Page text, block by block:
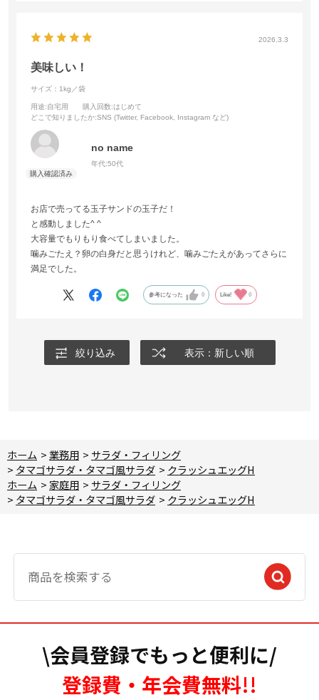
2026.3.3
美味しい！
サイズ：1kg／袋
用途:自宅用 購入回数:はじめて
どこで知りましたか:SNS (Twitter, Facebook, Instagram など)
no name
年代:50代
お店で売ってる玉子サンドの玉子だ！
と感動しました^ ^
大容量でもりもり食べてしまいました。
噛みごたえ？卵の白身だと思うけれど、噛みごたえがあってさらに
満足でした。
参考になった 0 Like! 0
絞り込み 表示：新しい順
ホーム >業務用 > サラダ・フィリング
> タマゴサラダ・タマゴ風サラダ > クラッシュエッグH
ホーム >家庭用 > サラダ・フィリング
> タマゴサラダ・タマゴ風サラダ > クラッシュエッグH
\会員登録でもっと便利に/
登録費・年会費無料!!